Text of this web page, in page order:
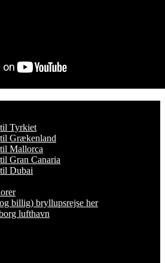
Tyrkiet
Grækenland
Mallorca
Gran Canaria
Dubai
billig) bryllupsrejse her
lufthavn